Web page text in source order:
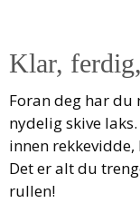
Klar,
Foran deg har du
nydelig skive
innen
Det er alt du
rullen!